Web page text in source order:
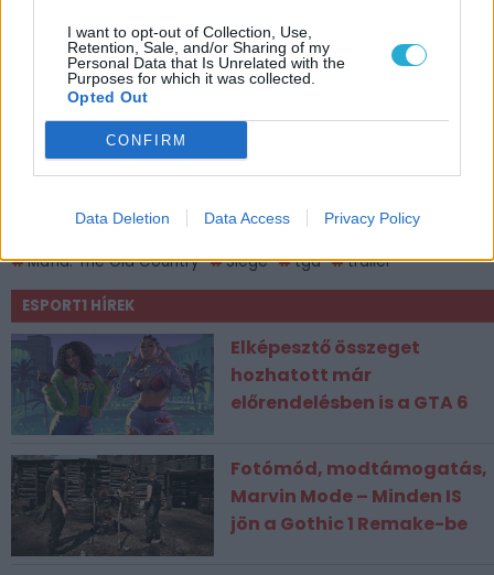
I want to opt-out of Collection, Use,
Retention, Sale, and/or Sharing of my
Personal Data that Is Unrelated with the
Purposes for which it was collected.
Opted Out
CONFIRM
Data Deletion Data Access Privacy Policy
Mafia 4
Mafia: The Old Country
Siege tga trailer
ESPORT1 HÍREK
Elképesztő összeget
hozhatott már
előrendelésben is a GTA 6
Fotómód, modtámogatás,
Marvin Mode – Minden IS
jön a Gothic 1 Remake-be